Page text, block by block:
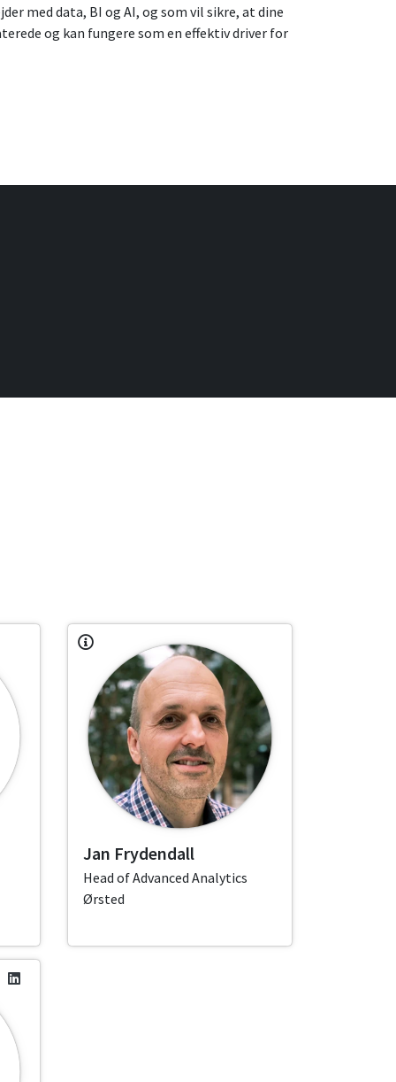
med data, BI og AI, og som vil sikre, at dine
og kan fungere som en effektiv driver for
Jan Frydendall
Head of Advanced Analytics
Ørsted